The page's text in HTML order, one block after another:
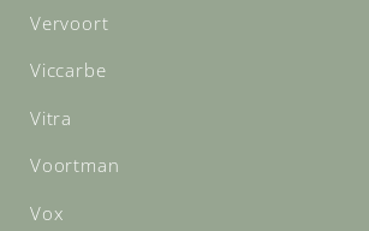
Vervoort
Viccarbe
Vitra
Voortman
Vox